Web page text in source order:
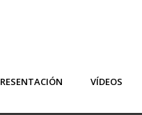
VÍDEOS